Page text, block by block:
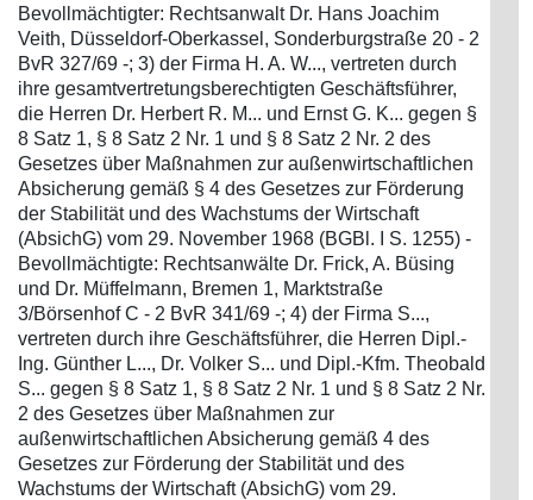
Bevollmächtigter: Rechtsanwalt Dr. Hans Joachim
Veith, Düsseldorf-Oberkassel, Sonderburgstraße 20 - 2
BvR 327/69 -; 3) der Firma H. A. W..., vertreten durch
ihre gesamtvertretungsberechtigten Geschäftsführer,
die Herren Dr. Herbert R. M... und Ernst G. K... gegen §
8 Satz 1, § 8 Satz 2 Nr. 1 und § 8 Satz 2 Nr. 2 des
Gesetzes über Maßnahmen zur außenwirtschaftlichen
Absicherung gemäß § 4 des Gesetzes zur Förderung
der Stabilität und des Wachstums der Wirtschaft
(AbsichG) vom 29. November 1968 (BGBl. I S. 1255) -
Bevollmächtigte: Rechtsanwälte Dr. Frick, A. Büsing
und Dr. Müffelmann, Bremen 1, Marktstraße
3/Börsenhof C - 2 BvR 341/69 -; 4) der Firma S...,
vertreten durch ihre Geschäftsführer, die Herren Dipl.-
Ing. Günther L..., Dr. Volker S... und Dipl.-Kfm. Theobald
S... gegen § 8 Satz 1, § 8 Satz 2 Nr. 1 und § 8 Satz 2 Nr.
2 des Gesetzes über Maßnahmen zur
außenwirtschaftlichen Absicherung gemäß 4 des
Gesetzes zur Förderung der Stabilität und des
Wachstums der Wirtschaft (AbsichG) vom 29.